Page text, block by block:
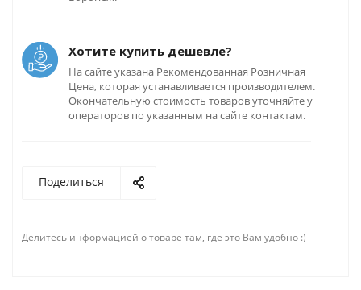
Хотите купить дешевле?
На сайте указана Рекомендованная Розничная
Цена, которая устанавливается производителем.
Окончательную стоимость товаров уточняйте у
операторов по указанным на сайте контактам.
Поделиться
Делитесь информацией о товаре там, где это Вам удобно :)